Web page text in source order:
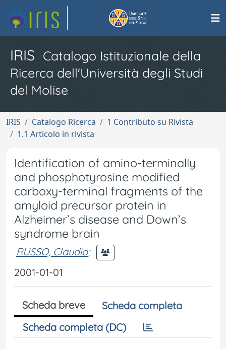
IRIS Catalogo Istituzionale della
Ricerca dell'Università degli Studi
del Molise
IRIS Catalogo Ricerca
1 Contributo su Rivista
1.1 Articolo in rivista
Identification of amino-terminally
and phosphotyrosine modified
carboxy-terminal fragments of the
amyloid precursor protein in
Alzheimer’s disease and Down’s
syndrome brain
RUSSO, Claudio;
2001-01-01
Scheda breve
Scheda completa
Scheda completa (DC)